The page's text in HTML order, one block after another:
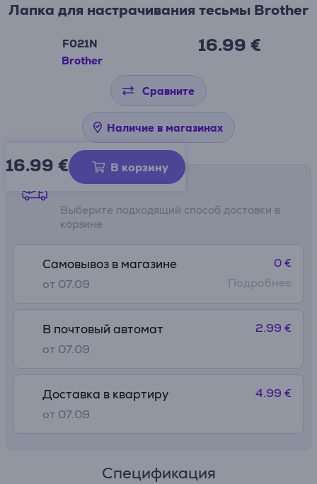
Лапка для настрачивания тесьмы Brother
F021N
Brother
16.99 €
Сравните
Наличие в магазинах
16.99 € В корзину
Способы доставки
Выберите подходящий способ доставки в
корзине
Самовывоз в магазине
от 07.09
0 €
Подробнее
В почтовый автомат
от 07.09
2.99 €
Доставка в квартиру
от 07.09
4.99 €
Спецификация